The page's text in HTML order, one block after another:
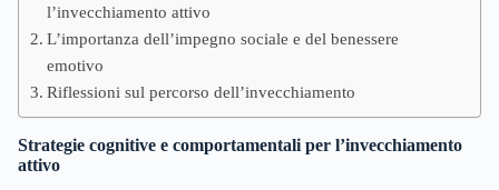
l’invecchiamento attivo
L’importanza dell’impegno sociale e del benessere
emotivo
Riflessioni sul percorso dell’invecchiamento
Strategie cognitive e comportamentali per l’invecchiamento
attivo